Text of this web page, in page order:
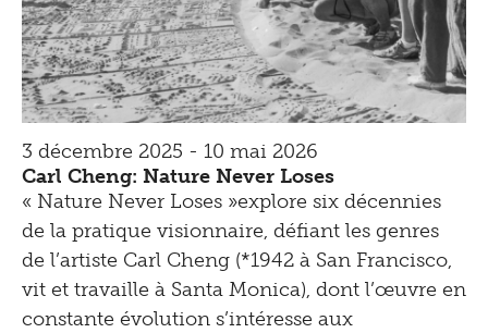
3 décembre 2025 - 10 mai 2026
Carl Cheng: Nature Never Loses
« Nature Never Loses »explore six décennies
de la pratique visionnaire, défiant les genres
de l’artiste Carl Cheng (*1942 à San Francisco,
vit et travaille à Santa Monica), dont l’œuvre en
constante évolution s’intéresse aux